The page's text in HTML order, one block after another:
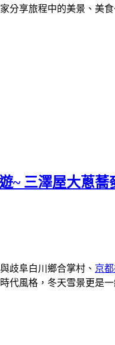
分享旅程中的美景、美
~ 三澤屋大蔥
與歧阜白川鄉合掌村、 京
代風格，冬天雪景更是